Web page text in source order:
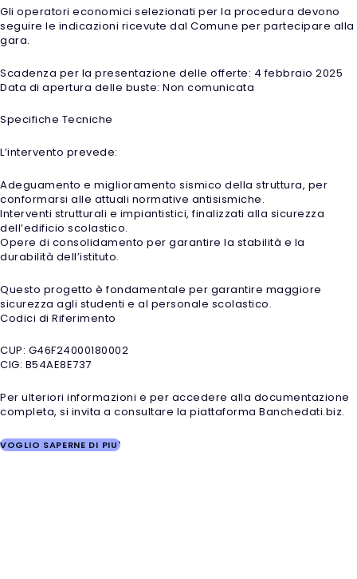
Gli operatori economici selezionati per la procedura devono
seguire le indicazioni ricevute dal Comune per partecipare alla
gara.
Scadenza per la presentazione delle offerte: 4 febbraio 2025
Data di apertura delle buste: Non comunicata
Specifiche Tecniche
L’intervento prevede:
Adeguamento e miglioramento sismico della struttura, per
conformarsi alle attuali normative antisismiche.
Interventi strutturali e impiantistici, finalizzati alla sicurezza
dell’edificio scolastico.
Opere di consolidamento per garantire la stabilità e la
durabilità dell’istituto.
Questo progetto è fondamentale per garantire maggiore
sicurezza agli studenti e al personale scolastico.
Codici di Riferimento
CUP: G46F24000180002
CIG: B54AE8E737
Per ulteriori informazioni e per accedere alla documentazione
completa, si invita a consultare la piattaforma Banchedati.biz.
VOGLIO SAPERNE DI PIU'